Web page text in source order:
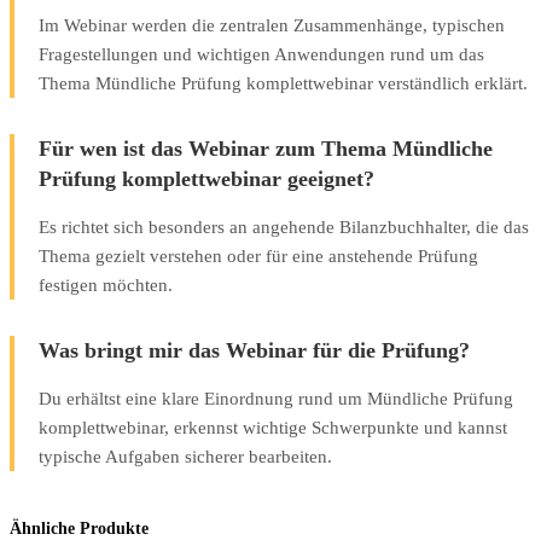
Im Webinar werden die zentralen Zusammenhänge, typischen
Fragestellungen und wichtigen Anwendungen rund um das
Thema Mündliche Prüfung komplettwebinar verständlich erklärt.
Für wen ist das Webinar zum Thema Mündliche
Prüfung komplettwebinar geeignet?
Es richtet sich besonders an angehende Bilanzbuchhalter, die das
Thema gezielt verstehen oder für eine anstehende Prüfung
festigen möchten.
Was bringt mir das Webinar für die Prüfung?
Du erhältst eine klare Einordnung rund um Mündliche Prüfung
komplettwebinar, erkennst wichtige Schwerpunkte und kannst
typische Aufgaben sicherer bearbeiten.
Ähnliche Produkte